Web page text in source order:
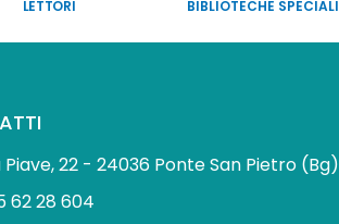
LETTORI
BIBLIOTECHE SPECIALI
Piave, 22 - 24036 Ponte San Pietro (Bg)
62 28 604